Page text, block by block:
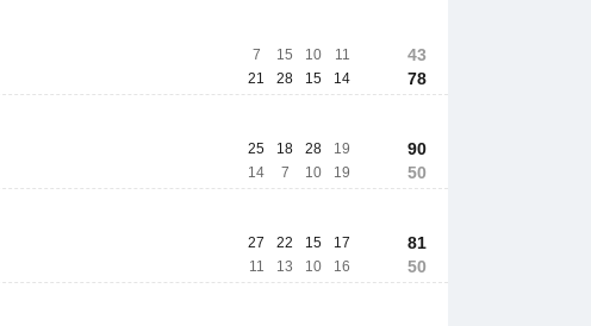
7
21
15
28
10
15
11
14
43
78
25
14
18
7
28
10
19
19
90
50
27
11
22
13
15
10
17
16
81
50